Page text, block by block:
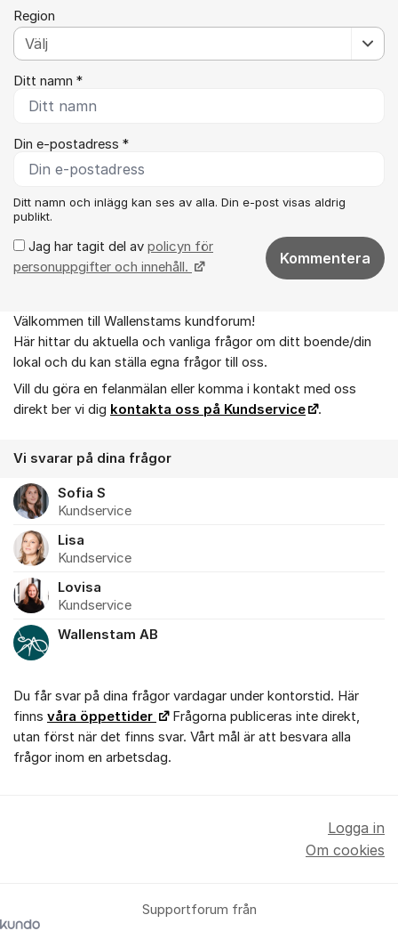
Region
Ditt namn *
Din e-postadress *
Ditt namn och inlägg kan ses av alla. Din e-post visas aldrig
publikt.
Jag har tagit del av policyn för
personuppgifter och innehåll.
Kommentera
Om forumet
Välkommen till Wallenstams kundforum!
Här hittar du aktuella och vanliga frågor om ditt boende/din
lokal och du kan ställa egna frågor till oss.
Vill du göra en felanmälan eller komma i kontakt med oss
direkt ber vi dig kontakta oss på Kundservice .
Vi svarar på dina frågor
Sofia S
Kundservice
Lisa
Kundservice
Lovisa
Kundservice
Wallenstam AB
Du får svar på dina frågor vardagar under kontorstid. Här
finns våra öppettider
Frågorna publiceras inte direkt,
utan först när det finns svar. Vårt mål är att besvara alla
frågor inom en arbetsdag.
Supportforum från
Logga in
Om cookies